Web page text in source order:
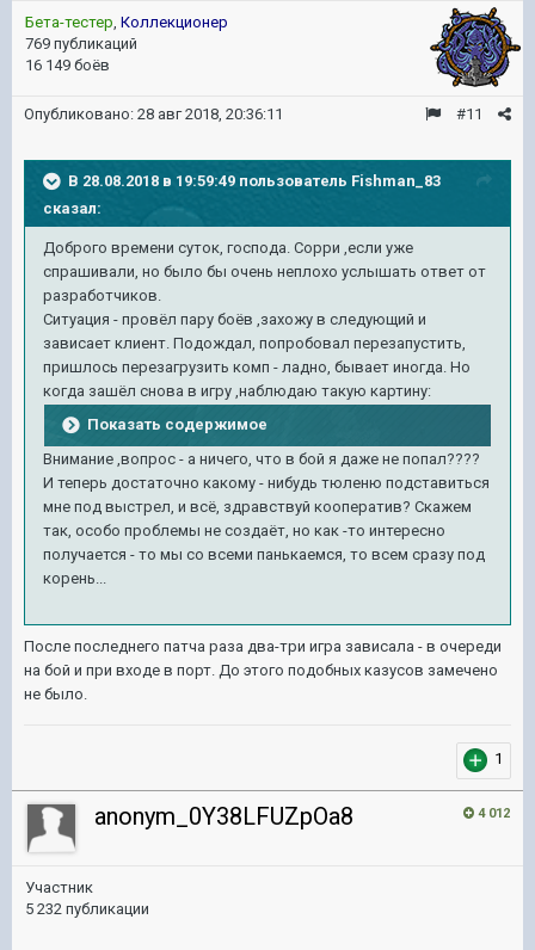
Бета-тестер Коллекционер
769 публикаций
16 149 боёв
#11
Опубликовано: 28 авг 2018, 20:36:11
В 28.08.2018 в 19:59:49 пользователь Fishman_83
сказал:
Доброго времени суток, господа. Сорри ,если уже
спрашивали, но было бы очень неплохо услышать ответ от
разработчиков.
Ситуация - провёл пару боёв ,захожу в следующий и
зависает клиент. Подождал, попробовал перезапустить,
пришлось перезагрузить комп - ладно, бывает иногда. Но
когда зашёл снова в игру ,наблюдаю такую картину:
Показать содержимое
Внимание ,вопрос - а ничего, что в бой я даже не попал????
И теперь достаточно какому - нибудь тюленю подставиться
мне под выстрел, и всё, здравствуй кооператив? Скажем
так, особо проблемы не создаёт, но как -то интересно
получается - то мы со всеми панькаемся, то всем сразу под
корень...
После последнего патча раза два-три игра зависала - в очереди
на бой и при входе в порт. До этого подобных казусов замечено
не было.
1
4 012
anonym_0Y38LFUZpOa8
Участник
5 232 публикации